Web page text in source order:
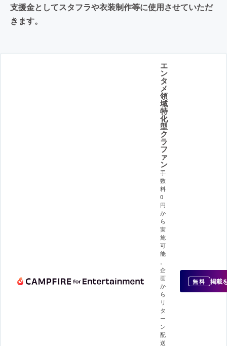
支援金としてスタフラや衣装制作等に使用させていただ
きます。
エ
ン
タ
メ
領
域
特
化
型
ク
ラ
フ
ァ
ン
手
数
料
0
円
か
ら
実
施
可
能
企
画
か
ら
リ
タ
ー
ン
配
送
無料 掲載